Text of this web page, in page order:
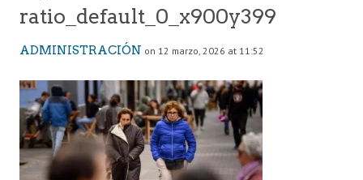
ratio_default_0_x900y399
ADMINISTRACIÓN on 12 marzo, 2026 at 11:52